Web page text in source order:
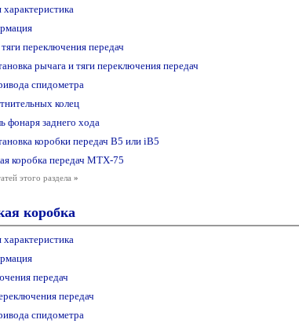
переключения передач
рычага и тяги переключения передач
спидометра
колец
фонаря заднего хода
коробки передач В5 или iB5
коробка передач МТХ-75
этого раздела »
коробка
передач
передач
спидометра